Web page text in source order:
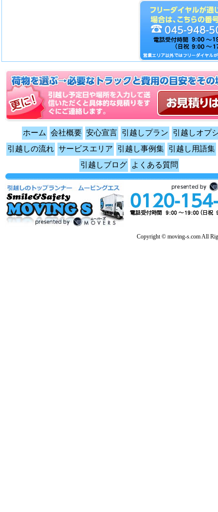
ホーム 会社概要 安心宣言 引越しプラン
引越しオプ
引越しの流れ サービスエリア 引越し事例集 引越し用語集
引越しブログ
よくある質問
Copyright © moving-s.com All